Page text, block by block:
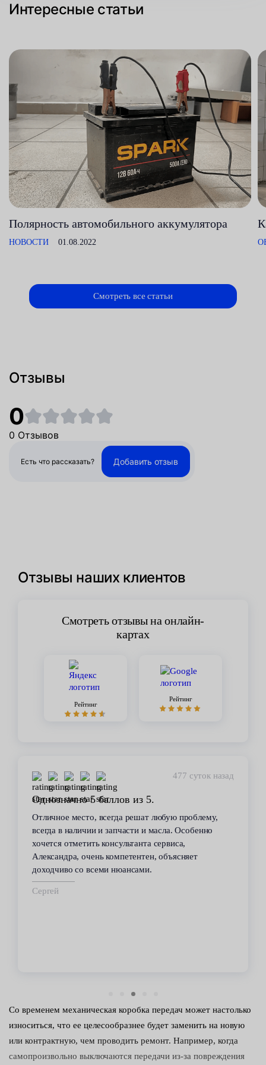
Интересные статьи
Полярность автомобильного аккумулятора
НОВОСТИ 01.08.2022
Смотреть все статьи
Отзывы
0
0 Отзывов
Есть что рассказать? Добавить отзыв
Отзывы наших клиентов
Смотреть отзывы на онлайн-
картах
Рейтинг
Рейтинг
477 суток назад
Однозначно 5 баллов из 5.
Отличное место, всегда решат любую проблему,
всегда в наличии и запчасти и масла. Особенно
хочется отметить консультанта сервиса,
Александра, очень компетентен, объясняет
доходчиво со всеми нюансами.
Сергей
Со временем механическая коробка передач может настолько
износиться, что ее целесообразнее будет заменить на новую
или контрактную, чем проводить ремонт. Например, когда
самопроизвольно выключаются передачи из-за повреждения